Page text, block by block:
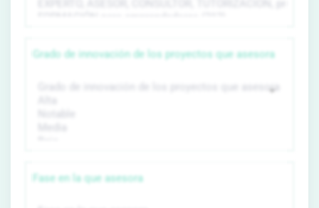
Grado de innovación de los proyectos que asesora
Fase en la que asesora